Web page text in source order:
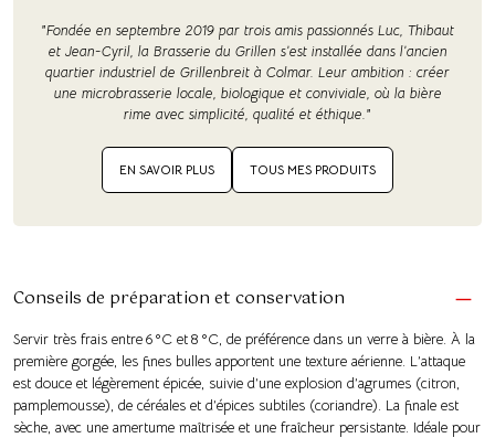
"Fondée en septembre 2019 par trois amis passionnés Luc, Thibaut
et Jean-Cyril, la Brasserie du Grillen s’est installée dans l’ancien
quartier industriel de Grillenbreit à Colmar. Leur ambition : créer
une microbrasserie locale, biologique et conviviale, où la bière
rime avec simplicité, qualité et éthique."
EN SAVOIR PLUS TOUS MES PRODUITS
Conseils de préparation et conservation
Servir très frais entre 6 °C et 8 °C, de préférence dans un verre à bière. À la
première gorgée, les fines bulles apportent une texture aérienne. L’attaque
est douce et légèrement épicée, suivie d’une explosion d’agrumes (citron,
pamplemousse), de céréales et d’épices subtiles (coriandre). La finale est
sèche, avec une amertume maîtrisée et une fraîcheur persistante. Idéale pour